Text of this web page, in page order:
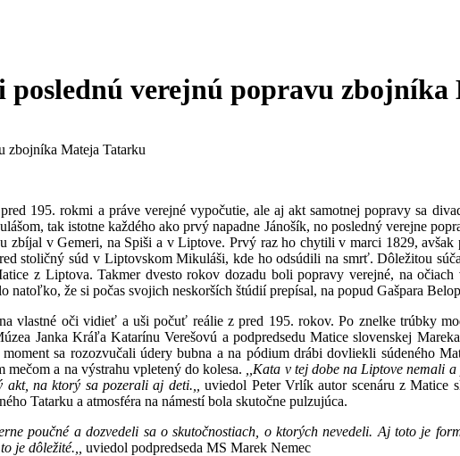
verejnú popravu
zbojníka Mateja Tatarku
195. rokmi a práve verejné vypočutie, ale aj akt samotnej popravy sa
tak istotne každého ako prvý napadne Jánošík, no posledný verejne
zbíjal v Gemeri, na Spiši a v Liptove. Prvý raz ho chytili v marci 1829,
stoličný súd v Liptovskom Mikuláši, kde ho odsúdili na smrť. Dôležitou
z Liptova. Takmer dvesto rokov dozadu boli popravy verejné, na očiach
že si počas svojich neskorších štúdií prepísal, na popud Gašpara
vlastné oči vidieť a uši počuť reálie z pred 195. rokov. Po znelke trúbky
Janka Kráľa Katarínu Verešovú a podpredsedu Matice slovenskej
sa rozozvučali údery bubna a na pódium drábi dovliekli súdeného
a na výstrahu vpletený do kolesa.
,,Kata v tej dobe na Liptove nemali
na ktorý sa pozerali aj deti.,,
uviedol Peter Vrlík autor scenáru z Matice
Tatarku a atmosféra na námestí bola skutočne pulzujúca.
poučné a dozvedeli sa o skutočnostiach, o ktorých nevedeli. Aj toto je
je dôležité.,,
uviedol podpredseda MS Marek Nemec